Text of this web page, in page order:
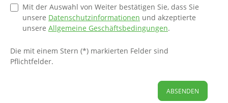
Mit der Auswahl von Weiter bestätigen Sie, dass Sie
unsere Datenschutzinformationen und akzeptierte
unsere Allgemeine Geschäftsbedingungen.
Die mit einem Stern (*) markierten Felder sind
Pflichtfelder.
ABSENDEN